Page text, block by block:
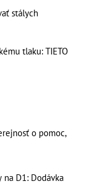
stálych
tlaku: TIETO
o pomoc,
na D1: Dodávka